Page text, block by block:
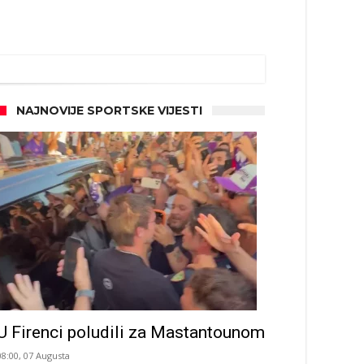
NAJNOVIJE SPORTSKE VIJESTI
Firenci poludili za Mastantounom
07 Augusta